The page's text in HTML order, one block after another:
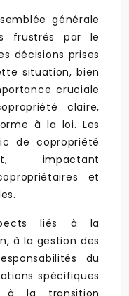
générale
frustrés par le
décisions prises
situation, bien
cruciale
claire,
à la loi. Les
de copropriété
impactant
et
liés à la
à la gestion des
du
spécifiques